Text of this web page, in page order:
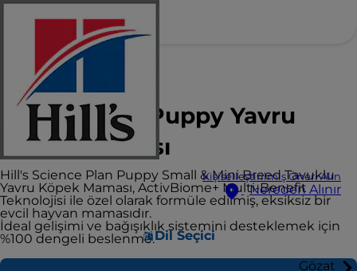
Kişiselleştirilmiş Öneri Alın
Nereden Alınır
Dil Seçici
Gözat
Hill's Science Plan
Small & Mini Puppy Yavru
Köpek Maması
Hill's Science Plan Puppy Small & Mini Breed Tavuklu
Yavru Köpek Maması, ActivBiome+ Multi-Benefit
Teknolojisi ile özel olarak formüle edilmiş, eksiksiz bir
evcil hayvan mamasıdır.
İdeal gelişimi ve bağışıklık sistemini desteklemek için
%100 dengeli beslenme.